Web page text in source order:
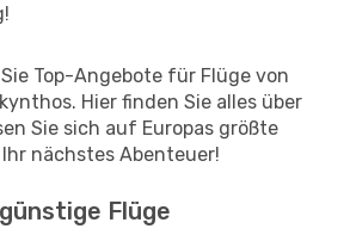
Top-Angebote für Flüge von
Hier finden Sie alles über
Sie sich auf Europas größte
nächstes Abenteuer!
Flüge